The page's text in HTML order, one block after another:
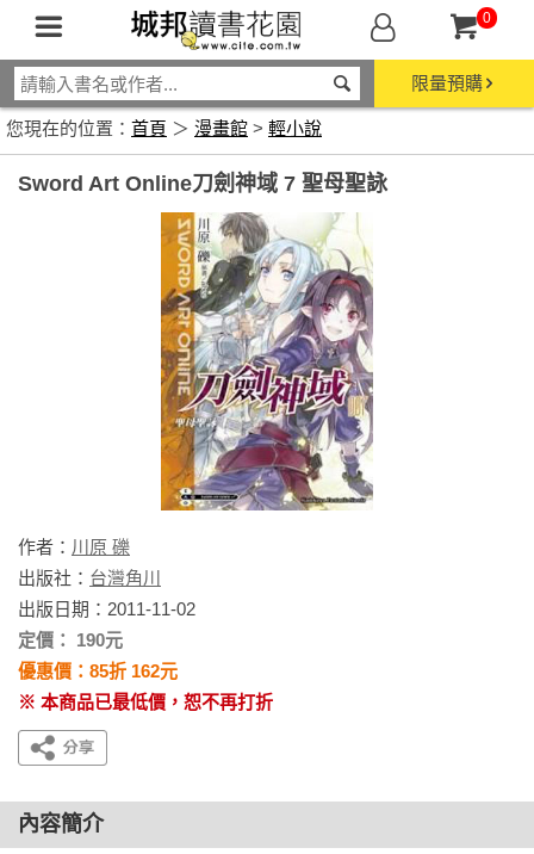
0
限量預購
您現在的位置： 首頁 ＞ 漫畫館 > 輕小說
Sword Art Online刀劍神域 7 聖母聖詠
作者： 川原 礫
出版社： 台灣角川
出版日期：2011-11-02
定價： 190元
優惠價：85折 162元
※ 本商品已最低價，恕不再打折
內容簡介